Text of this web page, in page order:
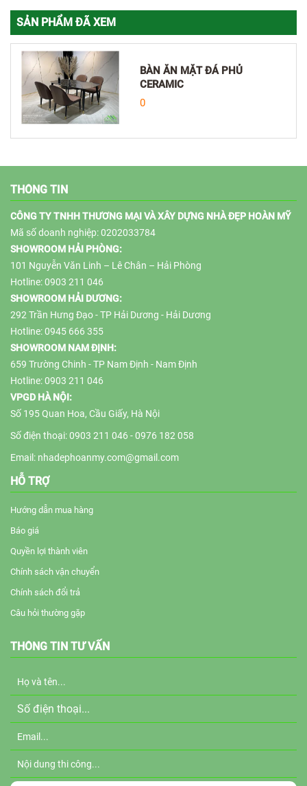
SẢN PHẨM ĐÃ XEM
BÀN ĂN MẶT ĐÁ PHỦ
CERAMIC
0
THÔNG TIN
CÔNG TY TNHH THƯƠNG MẠI VÀ XÂY DỰNG NHÀ ĐẸP HOÀN MỸ
Mã số doanh nghiệp: 0202033784
SHOWROOM HẢI PHÒNG:
101 Nguyễn Văn Linh – Lê Chân – Hải Phòng
Hotline: 0903 211 046
SHOWROOM HẢI DƯƠNG:
292 Trần Hưng Đạo - TP Hải Dương - Hải Dương
Hotline: 0945 666 355
SHOWROOM NAM ĐỊNH:
659 Trường Chinh - TP Nam Định - Nam Định
Hotline: 0903 211 046
VPGD HÀ NỘI:
Số 195 Quan Hoa, Cầu Giấy, Hà Nội
Số điện thoại: 0903 211 046 - 0976 182 058
Email: nhadephoanmy.com@gmail.com
HỖ TRỢ
Hướng dẫn mua hàng
Báo giá
Quyền lợi thành viên
Chính sách vận chuyển
Chính sách đổi trả
Câu hỏi thường gặp
THÔNG TIN TƯ VẤN